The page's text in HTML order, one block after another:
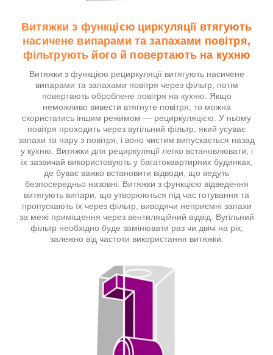
Витяжки з функцією циркуляції втягують
насичене випарами та запахами повітря,
фільтрують його й повертають на кухню
Витяжки з функцією рециркуляції витягують насичене
випарами та запахами повітря через фільтр, потім
повертають оброблене повітря на кухню. Якщо
неможливо вивести втягнуте повітря, то можна
скористатись іншим режимом — рециркуляцією. У ньому
повітря проходить через вугільний фільтр, який усуває
запахи та пару з повітря, і воно чистим випускається назад
у кухню. Витяжки для рециркуляції легко встановлювати, і
їх зазвичай використовують у багатоквартирних будинках,
де буває важко встановити відводи, що ведуть
безпосередньо назовні. Витяжки з функцією відведення
витягують випари, що утворюються під час готування та
пропускають їх через фільтр, виводячи неприємні запахи
за межі приміщення через вентиляційний відвід. Вугільний
фільтр необхідно буде замінювати раз чи двічі на рік,
залежно від частоти використання витяжки.